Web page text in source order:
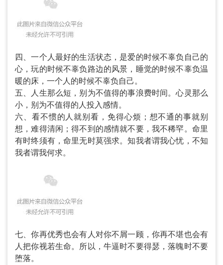
四、一个人最好的生活状态，是爱的时候不辜负自己的
心，玩的时候不辜负路边的风景，睡觉的时候不辜负温
暖的床，一个人的时候不辜负自己。
五、人生那么短，别为不值得的事浪费时间。心灵那么
小，别为不值得的人投入感情。
六、看不惯的人就别看，免得心烦；想不通的事就别
想，难得清闲；得不到的感情就不要，我不稀罕。命里
有时终须有，命里无时莫强求。知我者谓我心忧，不知
我者谓我何求。
七、你再优秀也会有人对你不屑一顾，你再不堪也会有
人把你视若生命。所以，牛逼时不要得瑟，落魄时不要
堕落。